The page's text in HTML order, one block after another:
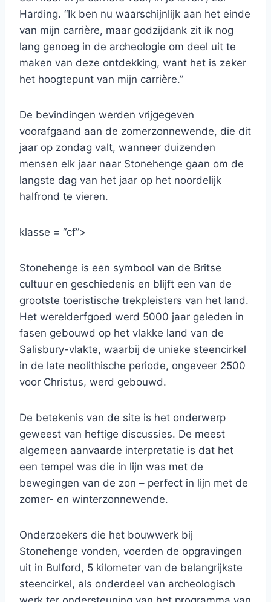
Harding. “Ik ben nu waarschijnlijk aan het einde
van mijn carrière, maar godzijdank zit ik nog
lang genoeg in de archeologie om deel uit te
maken van deze ontdekking, want het is zeker
het hoogtepunt van mijn carrière.”
De bevindingen werden vrijgegeven
voorafgaand aan de zomerzonnewende, die dit
jaar op zondag valt, wanneer duizenden
mensen elk jaar naar Stonehenge gaan om de
langste dag van het jaar op het noordelijk
halfrond te vieren.
klasse = “cf”>
Stonehenge is een symbool van de Britse
cultuur en geschiedenis en blijft een van de
grootste toeristische trekpleisters van het land.
Het werelderfgoed werd 5000 jaar geleden in
fasen gebouwd op het vlakke land van de
Salisbury-vlakte, waarbij de unieke steencirkel
in de late neolithische periode, ongeveer 2500
voor Christus, werd gebouwd.
De betekenis van de site is het onderwerp
geweest van heftige discussies. De meest
algemeen aanvaarde interpretatie is dat het
een tempel was die in lijn was met de
bewegingen van de zon – perfect in lijn met de
zomer- en winterzonnewende.
Onderzoekers die het bouwwerk bij
Stonehenge vonden, voerden de opgravingen
uit in Bulford, 5 kilometer van de belangrijkste
steencirkel, als onderdeel van archeologisch